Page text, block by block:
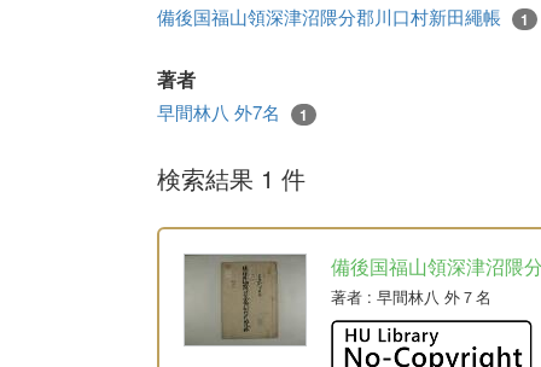
備後国福山領深津沼隈分郡川口村新田繩帳 1
著者
早間林八 外7名 1
検索結果 1 件
備後国福山領深津沼隈
著者 : 早間林八 外７名